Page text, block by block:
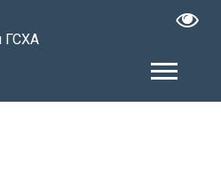
ГСХА